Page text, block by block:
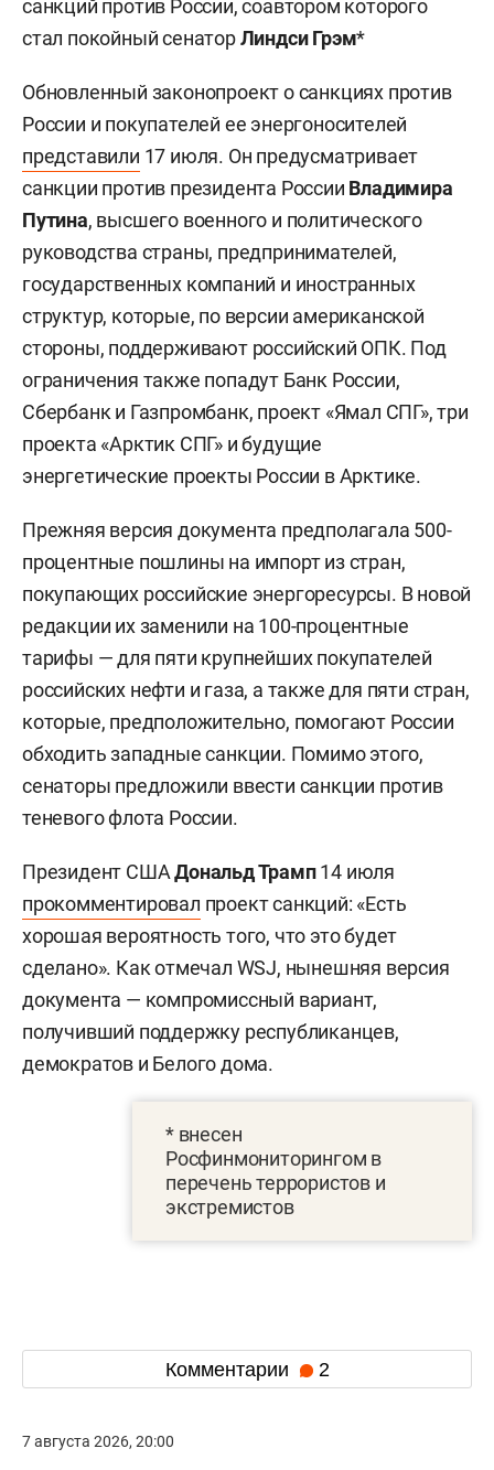
санкций против России, соавтором которого
стал покойный сенаторЛиндси Грэм*
Обновленный законопроект о санкциях против
России и покупателей ее энергоносителей
представили 17 июля. Он предусматривает
санкции против президента России Владимира
Путина, высшего военного и политического
руководства страны, предпринимателей,
государственных компаний и иностранных
структур, которые, по версии американской
стороны, поддерживают российский ОПК. Под
ограничения также попадут Банк России,
Сбербанк и Газпромбанк, проект «Ямал СПГ», три
проекта «Арктик СПГ» и будущие
энергетические проекты России в Арктике.
Прежняя версия документа предполагала 500-
процентные пошлины на импорт из стран,
покупающих российские энергоресурсы. В новой
редакции их заменили на 100-процентные
тарифы — для пяти крупнейших покупателей
российских нефти и газа, а также для пяти стран,
которые, предположительно, помогают России
обходить западные санкции. Помимо этого,
сенаторы предложили ввести санкции против
теневого флота России.
Президент СШАДональд Трамп14 июля
прокомментировал проект санкций: «Есть
хорошая вероятность того, что это будет
сделано». Как отмечал WSJ, нынешняя версия
документа — компромиссный вариант,
получивший поддержку республиканцев,
демократов и Белого дома.
* внесен
Росфинмониторингом в
перечень террористов и
экстремистов
Комментарии 2
7 августа 2026, 20:00